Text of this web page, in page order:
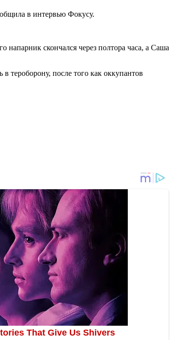
в интервью Фокусу.
скончался через полтора часа, а Саша
тероборону, после того как оккупантов